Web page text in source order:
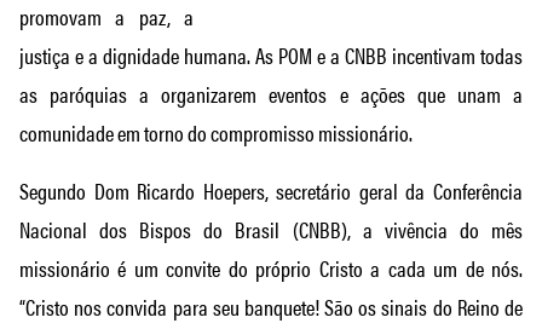
promovam a paz, a
justiça e a dignidade humana. As POM e a CNBB incentivam todas
as paróquias a organizarem eventos e ações que unam a
comunidade em torno do compromisso missionário.
Segundo Dom Ricardo Hoepers, secretário geral da Conferência
Nacional dos Bispos do Brasil (CNBB), a vivência do mês
missionário é um convite do próprio Cristo a cada um de nós.
“Cristo nos convida para seu banquete! São os sinais do Reino de